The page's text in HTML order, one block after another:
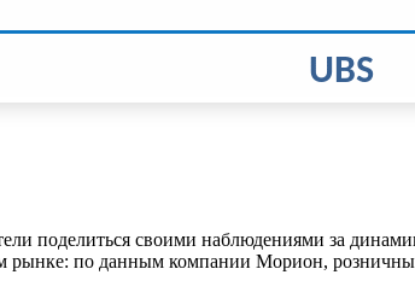
поделиться своими наблюдениями за
рынке: по данным компании Морион,